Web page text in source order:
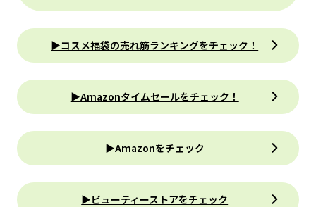
▶コスメ福袋の売れ筋ランキングをチェック！
▶Amazonタイムセールをチェック！
▶Amazonをチェック
▶ビューティーストアをチェック